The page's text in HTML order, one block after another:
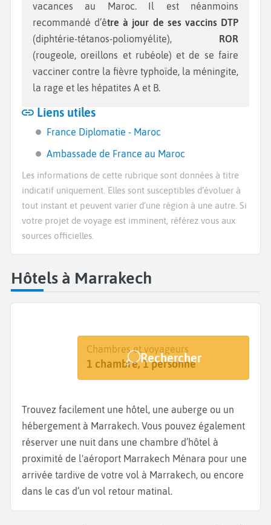
vacances au Maroc. Il est néanmoins
recommandé d’être à jour de ses vaccins DTP
(diphtérie-tétanos-poliomyélite),
ROR
(rougeole, oreillons et rubéole) et de se faire
vacciner contre la fièvre typhoïde, la méningite,
la rage et les hépatites A et B.
Liens utiles
France Diplomatie - Maroc
Ambassade de France au Maroc
Les informations de cette rubrique sont données à titre
indicatif uniquement. Elles sont susceptibles d’évoluer à
tout instant et peuvent varier d’une région à une autre. Si
votre projet de voyage est imminent, référez vous aux
sources officielles.
Hôtels à Marrakech
Destination
Marrakech
Dates
Dates de votre séjour
Chambres et voyageurs
1 chambre, 1 personne
Rechercher
Trouvez facilement une hôtel, une auberge ou un
hébergement à Marrakech. Vous pouvez également
réserver une nuit dans une chambre d’hôtel à
proximité de l'aéroport Marrakech Ménara pour une
arrivée tardive de votre vol à Marrakech, ou encore
dans le cas d’un vol retour matinal.